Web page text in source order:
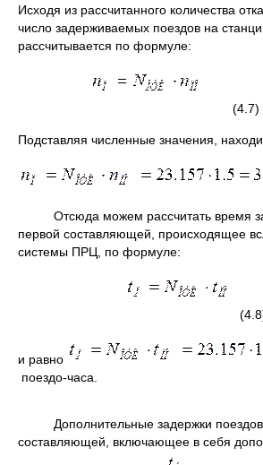
Исходя из рассчитанного количества
число задерживаемых поездов на
рассчитывается по формуле:
(4.7)
Подставляя численные значения,
Отсюда можем рассчитать время
первой составляющей, происходящее
системы ПРЦ, по формуле:
и равно
поездо-часа.
Дополнительные задержки поездов
составляющей, включающее в себя